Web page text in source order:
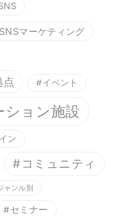
SNSマーケティング
イベント
ション施設
ン
コミュニティ
ャンル別
セミナー